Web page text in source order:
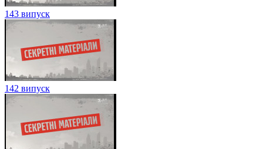
143 випуск
142 випуск